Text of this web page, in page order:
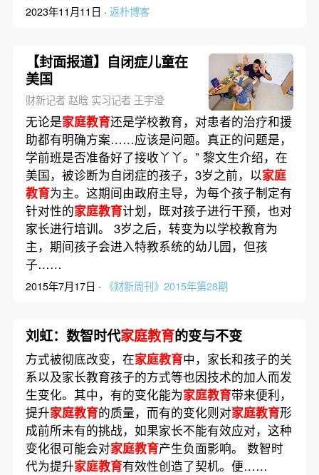
2023年11月11日 · 返朴博客
【封面报道】自闭症儿童在
美国
财新记者 赵晗 实习记者 王宇澄
无论是家庭教育还是学校教育，对患者的治疗和援
助都有明确方案……应该是问题。真正的问题是，
学前班是否准备好了接收丫丫。” 黎文生介绍，在
美国，被诊断为自闭症的孩子，3岁之前，以家庭
教育为主。这期间由政府主导，为每个孩子制定有
针对性的家庭教育计划，既对孩子进行干预，也对
家长进行培训。 3岁之后，转变为以学校教育为
主，期间孩子会进入特教系统的幼儿园，但孩
子……
2015年7月17日 · 《财新周刊》2015年第28期
刘虹：数智时代家庭教育的变与不变
方式被彻底改变，在家庭教育中，家长和孩子的关
系以及家长教育孩子的方式等也因技术的加人而发
生变化。其中，有的变化能为家庭教育带来便利，
提升家庭教育的质量，而有的变化则对家庭教育形
成前所未有的挑战，如果家长不能有效应对，这种
变化很可能会对家庭教育产生负面影响。 数智时
代为提升家庭教育有效性创造了契机。便……